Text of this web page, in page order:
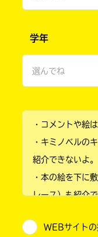
ひみつ
学年
選んでね
小学2年
小学4年
小学6年
・コメントや絵
・キミノベルの
紹介できないよ。
・本の絵を下に
レース）も紹介
・送ってからす
WEBサイトの